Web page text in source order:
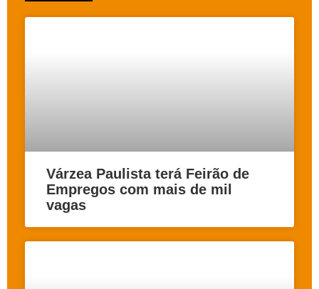
Várzea Paulista terá Feirão de
Empregos com mais de mil
vagas